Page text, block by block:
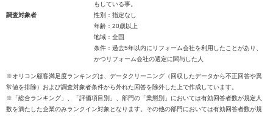
もしている事。
調査対象者
性別：指定なし
年齢：20歳以上
地域：全国
条件：過去5年以内にリフォーム会社を利用したことがあり、
かつリフォーム会社の選定に関与した人
※オリコン顧客満足度ランキングは、データクリーニング（回収したデータから不正回答や異
常値を排除）および調査対象者条件から外れた回答を除外した上で作成しています。
※「総合ランキング」、「評価項目別」、部門の「業態別」においては有効回答者数が規定人
数を満たした企業のみランクイン対象となります。その他の部門においては有効回答者数が規